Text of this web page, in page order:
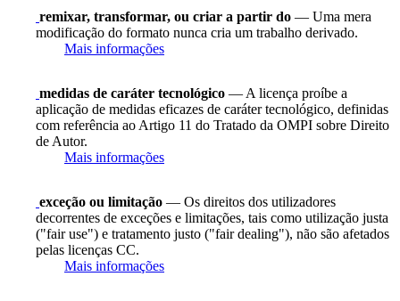
remixar, transformar, ou criar a partir do — Uma mera
modificação do formato nunca cria um trabalho derivado.
Mais informações
medidas de caráter tecnológico — A licença proíbe a
aplicação de medidas eficazes de caráter tecnológico, definidas
com referência ao Artigo 11 do Tratado da OMPI sobre Direito
de Autor.
Mais informações
exceção ou limitação — Os direitos dos utilizadores
decorrentes de exceções e limitações, tais como utilização justa
("fair use") e tratamento justo ("fair dealing"), não são afetados
pelas licenças CC.
Mais informações